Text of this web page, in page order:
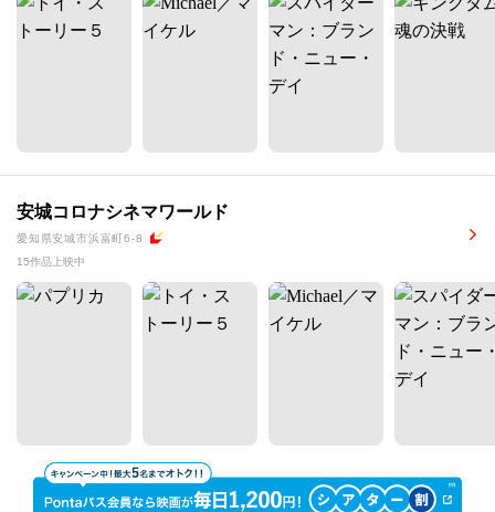
安城コロナシネマワールド
愛知県安城市浜富町6-8
15作品上映中